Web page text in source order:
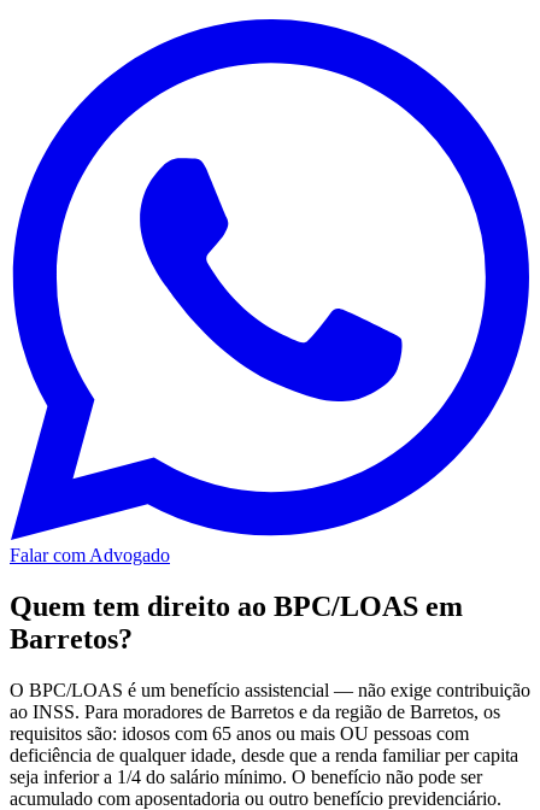
Falar com Advogado
Quem tem direito ao BPC/LOAS em
Barretos?
O BPC/LOAS é um benefício assistencial — não exige contribuição
ao INSS. Para moradores de Barretos e da região de Barretos, os
requisitos são: idosos com 65 anos ou mais OU pessoas com
deficiência de qualquer idade, desde que a renda familiar per capita
seja inferior a 1/4 do salário mínimo. O benefício não pode ser
acumulado com aposentadoria ou outro benefício previdenciário.